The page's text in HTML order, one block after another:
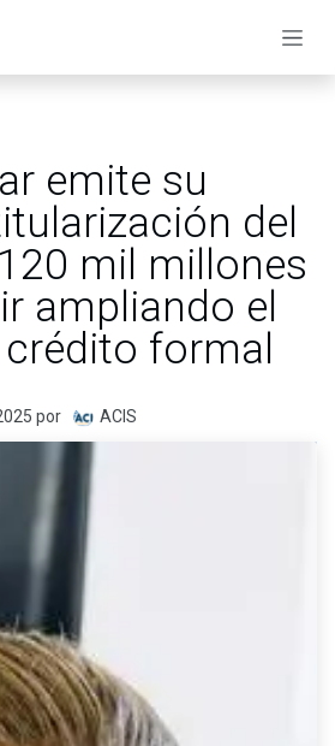
emite su
del
mil millones
ampliando el
formal
por ACIS